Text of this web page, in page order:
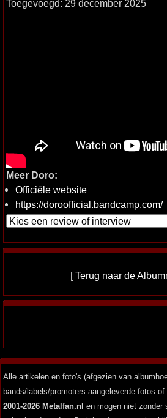
Toegevoegd: 29 december 2025
Meer Doro:
Officiële website
https://doroofficial.bandcamp.com/
[Terug naar de
Alle artikelen en foto's (afgezien van
bands/labels/promoters aangeleverde fotos
2001-2026 Metalfan.nl en mogen niet zonder